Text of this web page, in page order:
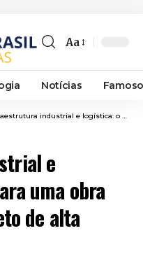
Font
Resizer
Aa
Notícias
industrial e logística: o que separa uma obra comum de um projeto de alta performance?
e
uma obra
de alta